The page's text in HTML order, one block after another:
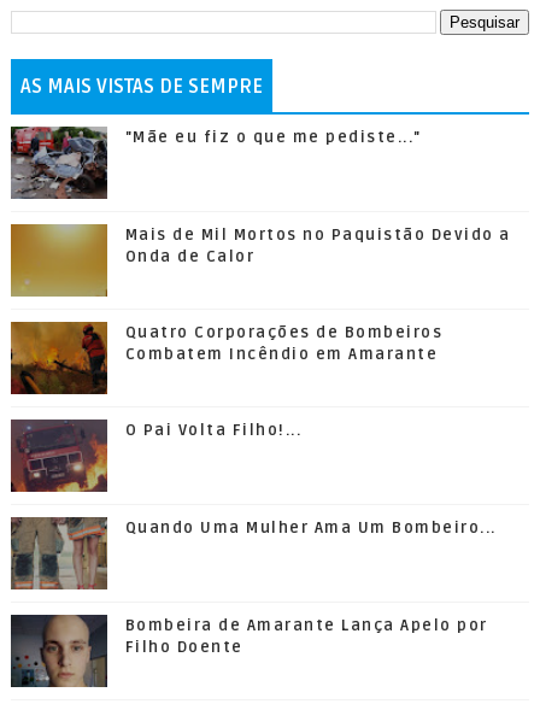
AS MAIS VISTAS DE SEMPRE
"Mãe eu fiz o que me pediste..."
Mais de Mil Mortos no Paquistão Devido a
Onda de Calor
Quatro Corporações de Bombeiros
Combatem Incêndio em Amarante
O Pai Volta Filho!...
Quando Uma Mulher Ama Um Bombeiro...
Bombeira de Amarante Lança Apelo por
Filho Doente